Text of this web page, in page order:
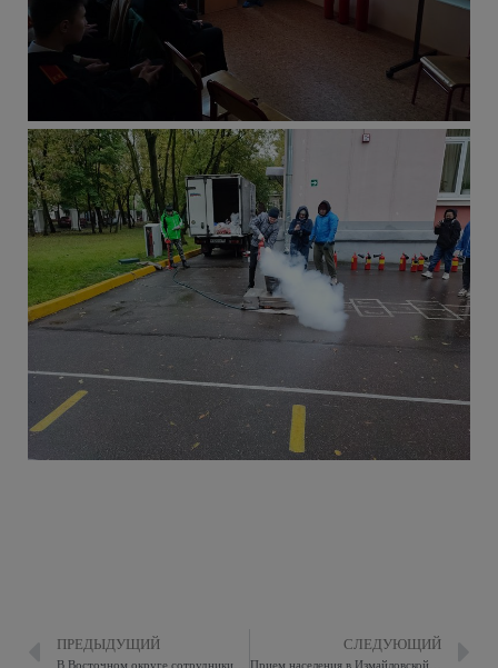
ПРЕДЫДУЩИЙ СЛЕДУЮЩИЙ